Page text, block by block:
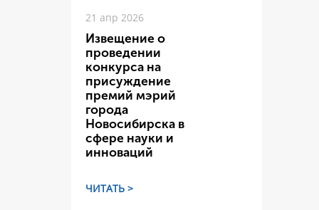
21 апр 2026
Извещение о
проведении
конкурса на
присуждение
премий мэрий
города
Новосибирска в
сфере науки и
инноваций
ЧИТАТЬ >